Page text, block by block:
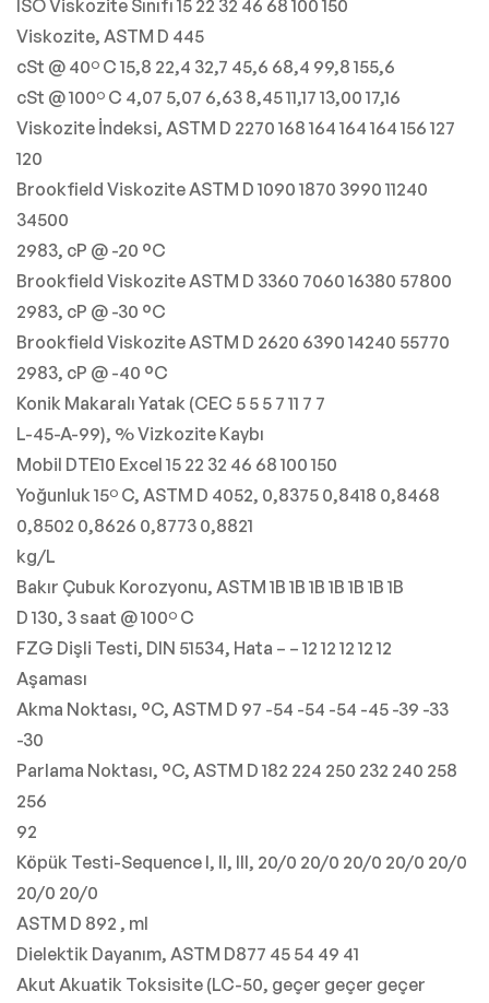
ISO Viskozite Sınıfı 15 22 32 46 68 100 150
Viskozite, ASTM D 445
cSt @ 40º C 15,8 22,4 32,7 45,6 68,4 99,8 155,6
cSt @ 100º C 4,07 5,07 6,63 8,45 11,17 13,00 17,16
Viskozite İndeksi, ASTM D 2270 168 164 164 164 156 127
120
Brookfield Viskozite ASTM D 1090 1870 3990 11240
34500
2983, cP @ -20 °C
Brookfield Viskozite ASTM D 3360 7060 16380 57800
2983, cP @ -30 °C
Brookfield Viskozite ASTM D 2620 6390 14240 55770
2983, cP @ -40 °C
Konik Makaralı Yatak (CEC 5 5 5 7 11 7 7
L-45-A-99), % Vizkozite Kaybı
Mobil DTE10 Excel 15 22 32 46 68 100 150
Yoğunluk 15º C, ASTM D 4052, 0,8375 0,8418 0,8468
0,8502 0,8626 0,8773 0,8821
kg/L
Bakır Çubuk Korozyonu, ASTM 1B 1B 1B 1B 1B 1B 1B
D 130, 3 saat @ 100º C
FZG Dişli Testi, DIN 51534, Hata – – 12 12 12 12 12
Aşaması
Akma Noktası, °C, ASTM D 97 -54 -54 -54 -45 -39 -33
-30
Parlama Noktası, °C, ASTM D 182 224 250 232 240 258
256
92
Köpük Testi-Sequence I, II, III, 20/0 20/0 20/0 20/0 20/0
20/0 20/0
ASTM D 892 , ml
Dielektik Dayanım, ASTM D877 45 54 49 41
Akut Akuatik Toksisite (LC-50, geçer geçer geçer